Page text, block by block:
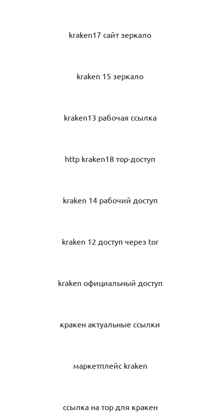
kraken17 сайт зеркало
kraken 15 зеркало
kraken13 рабочая ссылка
http kraken18 тор-доступ
kraken 14 рабочий доступ
kraken 12 доступ через tor
kraken официальный доступ
кракен актуальные ссылки
маркетплейс kraken
ссылка на тор для кракен